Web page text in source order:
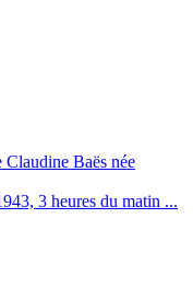
Baës née
3 heures du matin ...